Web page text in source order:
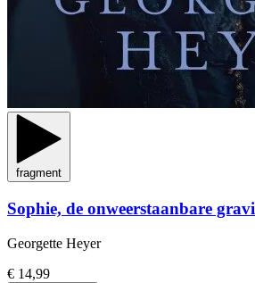
fragment
Sophie, de onweerstaanbare
Georgette Heyer
€ 14,99